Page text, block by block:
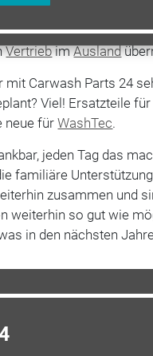
und diese
bereits ein paar
VertriebimAusland
Carwash Parts 24
Viel! Ersatzteile für
neue fürWashTec.
jeden Tag das
familiäre
zusammen und
weiterhin so gut wie
in den nächsten